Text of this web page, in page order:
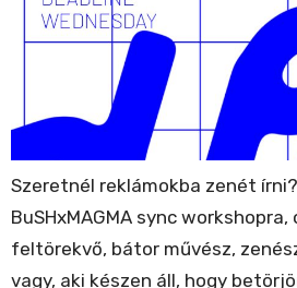
Szeretnél reklámokba zenét
BuSHxMAGMA sync
feltörekvő, bátor művész,
vagy, aki készen áll, hogy